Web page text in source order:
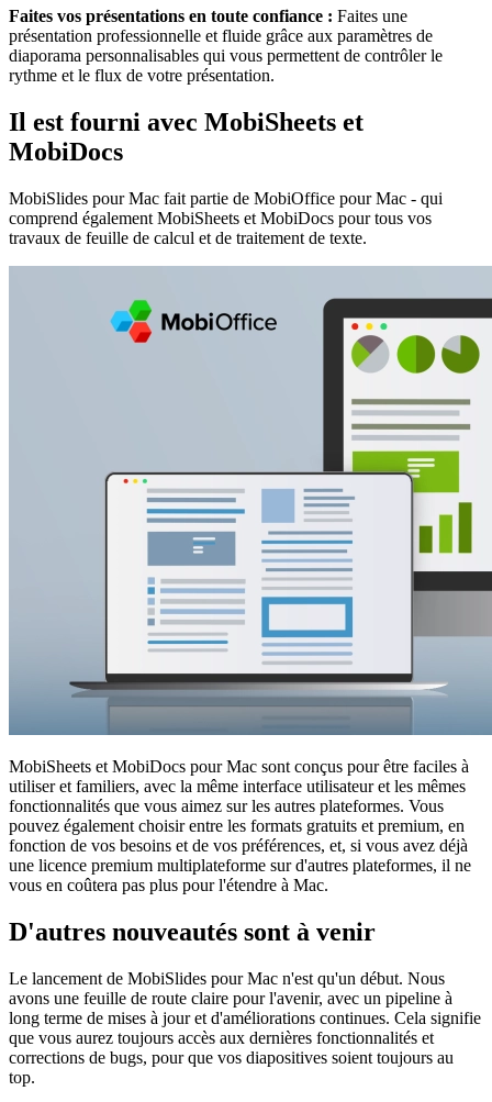
Faites vos présentations en toute confiance : Faites une
présentation professionnelle et fluide grâce aux paramètres de
diaporama personnalisables qui vous permettent de contrôler le
rythme et le flux de votre présentation.
Il est fourni avec MobiSheets et
MobiDocs
MobiSlides pour Mac fait partie de MobiOffice pour Mac - qui
comprend également MobiSheets et MobiDocs pour tous vos
travaux de feuille de calcul et de traitement de texte.
MobiSheets et MobiDocs pour Mac sont conçus pour être faciles à
utiliser et familiers, avec la même interface utilisateur et les mêmes
fonctionnalités que vous aimez sur les autres plateformes. Vous
pouvez également choisir entre les formats gratuits et premium, en
fonction de vos besoins et de vos préférences, et, si vous avez déjà
une licence premium multiplateforme sur d'autres plateformes, il ne
vous en coûtera pas plus pour l'étendre à Mac.
D'autres nouveautés sont à venir
Le lancement de MobiSlides pour Mac n'est qu'un début. Nous
avons une feuille de route claire pour l'avenir, avec un pipeline à
long terme de mises à jour et d'améliorations continues. Cela signifie
que vous aurez toujours accès aux dernières fonctionnalités et
corrections de bugs, pour que vos diapositives soient toujours au
top.